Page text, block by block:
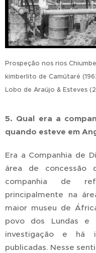
Prospeção nos rios
kimberlito de Camútaré
Lobo de Araújo & Esteves
5. Qual era a
quando esteve em
Era a Companhia de
área de
companhia de
principalmente na
maior museu de
povo dos Lundas e
investigação e há
publicadas. Nesse